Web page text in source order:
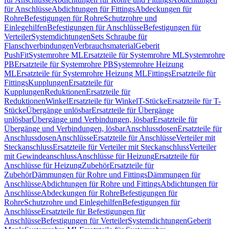
für AnschlüsseAbdichtungen für FittingsAbdeckungen für
RohreBefestigungen für RohreSchutzrohre und
EinlegehilfenBefestigungen für AnschlüsseBefestigungen für
VerteilerSystemdichtungenSets Schraube für
FlanschverbindungenVerbrauchsmaterialGeberit
PushFitSystemrohre MLErsatzteile für Systemrohre MLSystemrohre
PBErsatzteile für Systemrohre PBSystemrohre Heizung
MLErsatzteile für Systemrohre Heizung MLFittingsErsatzteile für
FittingsKupplungenErsatzteile für
KupplungenReduktionenErsatzteile für
ReduktionenWinkelErsatzteile für WinkelT-StückeErsatzteile für T-
StückeÜbergänge unlösbarErsatzteile für Übergänge
unlösbarÜbergänge und Verbindungen, lösbarErsatzteile für
Übergänge und Verbindungen, lösbarAnschlussdosenErsatzteile für
AnschlussdosenAnschlüsseErsatzteile für AnschlüsseVerteiler mit
SteckanschlussErsatzteile für Verteiler mit SteckanschlussVerteiler
mit GewindeanschlussAnschlüsse für HeizungErsatzteile für
Anschlüsse für HeizungZubehörErsatzteile für
ZubehörDämmungen für Rohre und FittingsDämmungen für
AnschlüsseAbdichtungen für Rohre und FittingsAbdichtungen für
AnschlüsseAbdeckungen für RohreBefestigungen für
RohreSchutzrohre und EinlegehilfenBefestigungen für
AnschlüsseErsatzteile für Befestigungen für
AnschlüsseBefestigungen für VerteilerSystemdichtungenGeberit